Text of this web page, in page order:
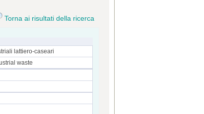
Torna ai risultati della ricerca
lattiero-caseari
waste